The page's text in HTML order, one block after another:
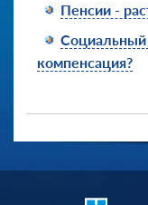
Пенсии -
компенсация?